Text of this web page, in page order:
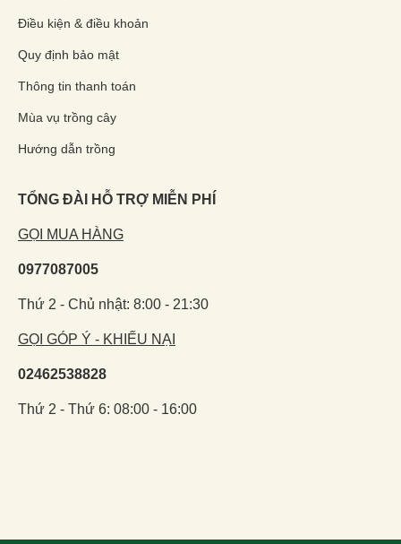
Điều kiện & điều khoản
Quy định bảo mật
Thông tin thanh toán
Mùa vụ trồng cây
Hướng dẫn trồng
TỔNG ĐÀI HỖ TRỢ MIỄN PHÍ
GỌI MUA HÀNG
0977087005
Thứ 2 - Chủ nhật: 8:00 - 21:30
GỌI GÓP Ý - KHIẾU NẠI
02462538828
Thứ 2 - Thứ 6: 08:00 - 16:00